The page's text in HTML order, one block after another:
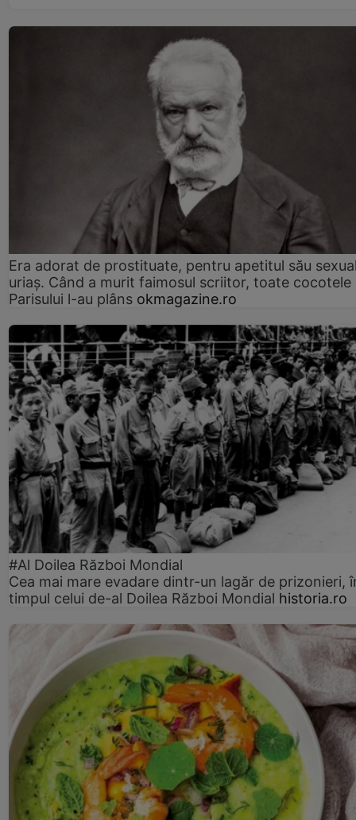
Era adorat de prostituate, pentru apetitul său
uriaș. Când a murit faimosul scriitor, toate cocotele
Parisului l-au plâns okmagazine.ro
#Al Doilea Război Mondial
Cea mai mare evadare dintr-un lagăr de prizonieri,
timpul celui de-al Doilea Război Mondial historia.ro